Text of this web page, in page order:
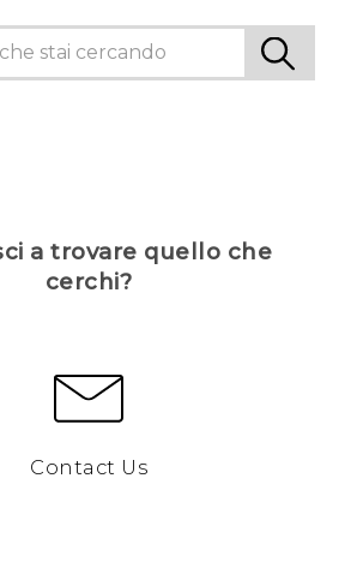
a trovare quello che
cerchi?
Contact Us